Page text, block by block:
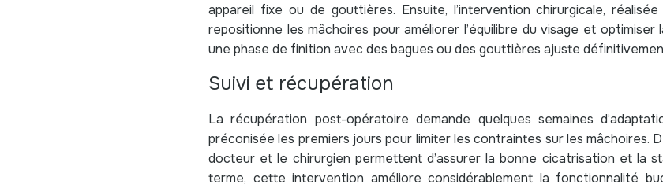
appareil fixe ou de gouttières. Ensuite, l’intervention chirurgicale,
repositionne les mâchoires pour améliorer l’équilibre du visage et optimiser
une phase de finition avec des bagues ou des gouttières ajuste
Suivi et récupération
La récupération post-opératoire demande quelques semaines
préconisée les premiers jours pour limiter les contraintes sur les mâchoires.
docteur et le chirurgien permettent d’assurer la bonne cicatrisation et la
terme, cette intervention améliore considérablement la fonctionnalité